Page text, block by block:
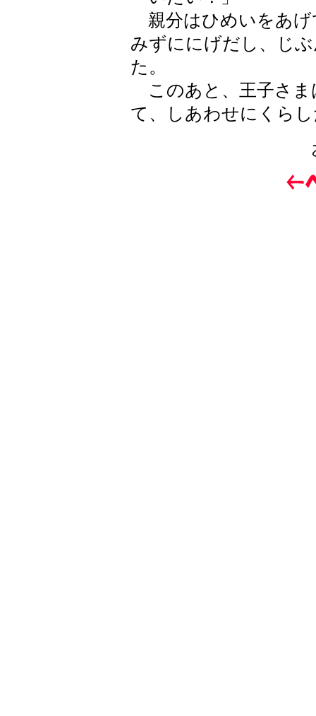
親分はひめいをあげ
みずににげだし、じ
た。
このあと、王子さま
て、しあわせにくら